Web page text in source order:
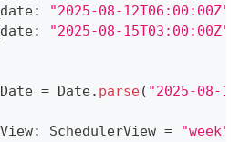
: "2025-08-12T06:00:00Z"
: "2025-08-15T03:00:00Z"
= Date. parse( "2025-08-
: SchedulerView = "week"